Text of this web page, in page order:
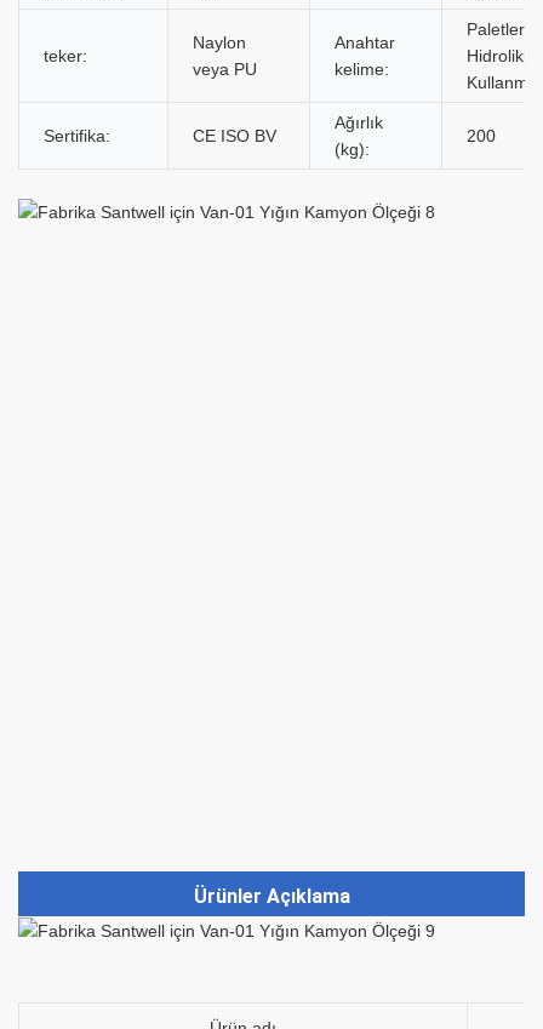
teker:
Naylon
veya PU
Anahtar
kelime:
Paletlerin
Hidrolikini
Kullanma
Sertifika: CE ISO BV
Ağırlık
(kg):
200
Ürünler Açıklama